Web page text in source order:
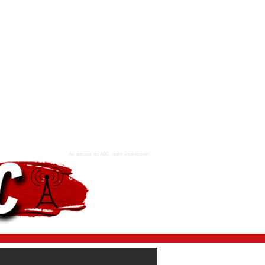
As notícias do ABC, onde você estiver